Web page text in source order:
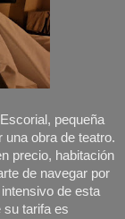
pequeña
obra de teatro.
precio, habitación
de navegar por
de esta
su tarifa es